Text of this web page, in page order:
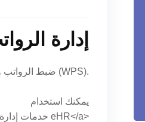
4. إدارة
ضبط الرواتب والإجازات منذ البداية يمنع الأخطاء والغرامات ويضمن الامتثال لنظام حماية الأجور (WPS).
يمكنك استخدام
<a href=”https://ehr.com.sa/payroll” target=”_blank”>خدمات إدارة الرواتب وحماية الأجور من eHR</a>